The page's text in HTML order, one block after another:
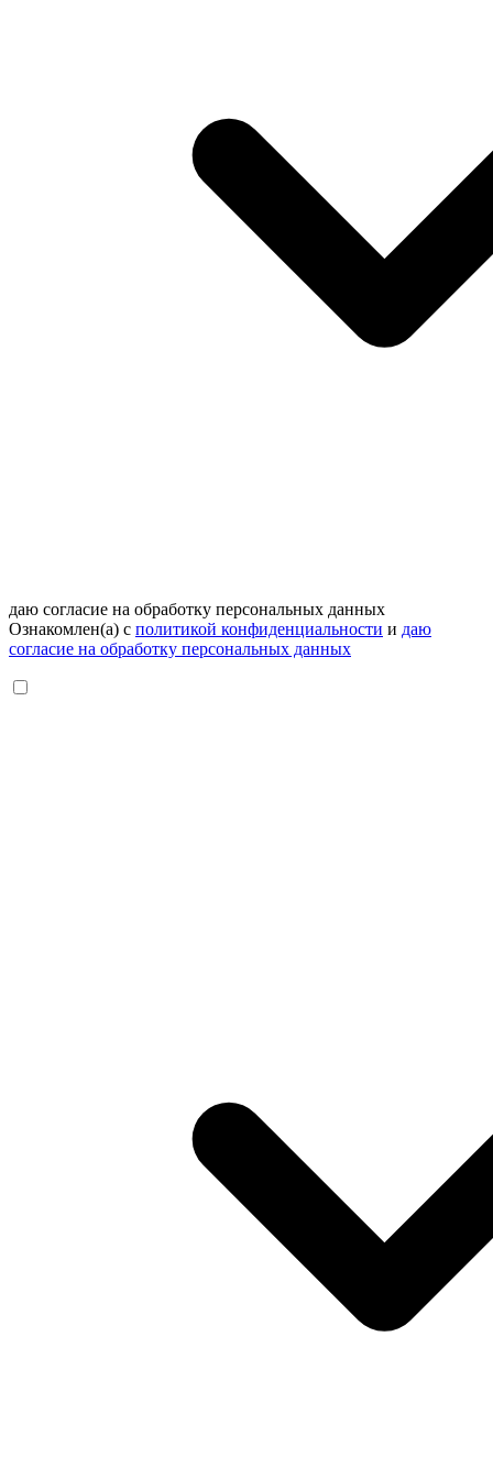
даю согласие на обработку персональных данных
Ознакомлен(а) с политикой конфиденциальности и даю
согласие на обработку персональных данных